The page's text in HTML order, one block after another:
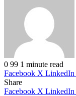
0 99 1 minute read
Facebook X LinkedIn
Share
Facebook X LinkedIn